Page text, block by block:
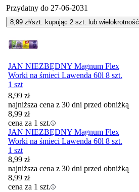
Przydatny do 27-06-2031
8,99 zł/szt. kupując 2 szt. lub wielokrotność
JAN NIEZBĘDNY Magnum Flex
Worki na śmieci Lawenda 60l 8 szt.
1 szt
8,99 zł
najniższa cena z 30 dni przed obniżką
8,99 zł
cena za 1 szt.
JAN NIEZBĘDNY Magnum Flex
Worki na śmieci Lawenda 60l 8 szt.
1 szt
8,99 zł
najniższa cena z 30 dni przed obniżką
8,99 zł
cena za 1 szt.